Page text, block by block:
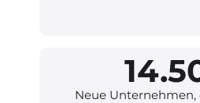
Neue Unternehmen,